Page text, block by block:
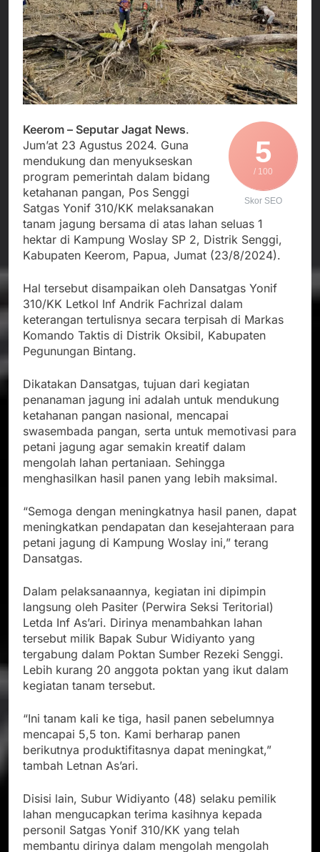
Data MBG Hampir
Rampung
Agustus 6, 2026
Bobby Maulana Pastikan
Kawasan Kuliner Ahmad
Yani Tetap Bersih,
Pemkot Sukabumi
Perkuat Penataan
Pedagang dan
Pengelolaan Sampah
Agustus 6, 2026
Ribuan Warga Padati
Peringatan Hari ASI
Sedunia di Cibadak,
PDIP Tegaskan ASI
Peradaban dan Upaya
Cegah Stunting
Agustus 6, 2026
Kapolresta Sumenep
Koordinasikan dan
Berangkatkan Empat
Korban Kebakaran KMP
Mutiara Sentosa 2 ke
Posko Pusat Tg. Perak
Surabaya
Agustus 5, 2026 5
/ 100
Skor SEO
Keerom – Seputar Jagat News.
Jum’at 23 Agustus 2024. Guna
mendukung dan menyukseskan
program pemerintah dalam bidang
ketahanan pangan, Pos Senggi
Satgas Yonif 310/KK melaksanakan
tanam jagung bersama di atas lahan seluas 1
hektar di Kampung Woslay SP 2, Distrik Senggi,
Kabupaten Keerom, Papua, Jumat (23/8/2024).
Hal tersebut disampaikan oleh Dansatgas Yonif
310/KK Letkol Inf Andrik Fachrizal dalam
keterangan tertulisnya secara terpisah di Markas
Komando Taktis di Distrik Oksibil, Kabupaten
Pegunungan Bintang.
Dikatakan Dansatgas, tujuan dari kegiatan
penanaman jagung ini adalah untuk mendukung
ketahanan pangan nasional, mencapai
swasembada pangan, serta untuk memotivasi para
petani jagung agar semakin kreatif dalam
mengolah lahan pertaniaan. Sehingga
menghasilkan hasil panen yang lebih maksimal.
“Semoga dengan meningkatnya hasil panen, dapat
meningkatkan pendapatan dan kesejahteraan para
petani jagung di Kampung Woslay ini,” terang
Dansatgas.
Dalam pelaksanaannya, kegiatan ini dipimpin
langsung oleh Pasiter (Perwira Seksi Teritorial)
Letda Inf As’ari. Dirinya menambahkan lahan
tersebut milik Bapak Subur Widiyanto yang
tergabung dalam Poktan Sumber Rezeki Senggi.
Lebih kurang 20 anggota poktan yang ikut dalam
kegiatan tanam tersebut.
“Ini tanam kali ke tiga, hasil panen sebelumnya
mencapai 5,5 ton. Kami berharap panen
berikutnya produktifitasnya dapat meningkat,”
tambah Letnan As’ari.
Disisi lain, Subur Widiyanto (48) selaku pemilik
lahan mengucapkan terima kasihnya kepada
personil Satgas Yonif 310/KK yang telah
membantu dirinya dalam mengolah mengolah